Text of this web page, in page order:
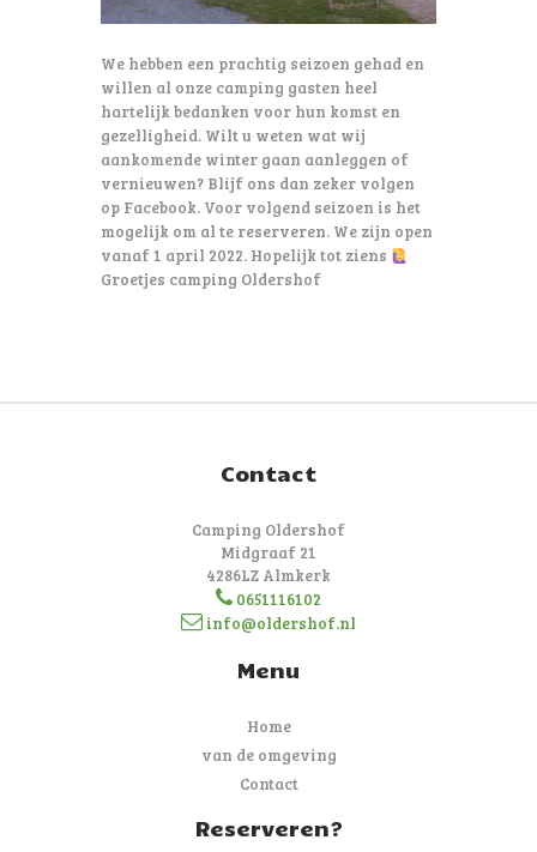
We hebben een prachtig seizoen gehad en
willen al onze camping gasten heel
hartelijk bedanken voor hun komst en
gezelligheid. Wilt u weten wat wij
aankomende winter gaan aanleggen of
vernieuwen? Blijf ons dan zeker volgen
op Facebook. Voor volgend seizoen is het
mogelijk om al te reserveren. We zijn open
vanaf 1 april 2022. Hopelijk tot ziens
Groetjes camping Oldershof
Contact
Camping Oldershof
Midgraaf 21
4286LZ Almkerk
0651116102
info@oldershof.nl
Menu
Home
van de omgeving
Contact
Reserveren?